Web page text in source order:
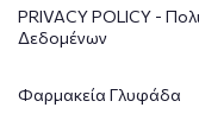
PRIVACY POLICY -
Δεδομένων
Φαρμακεία Γλυφάδα